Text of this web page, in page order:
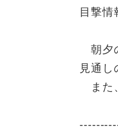
目撃情
朝夕
見通し
また